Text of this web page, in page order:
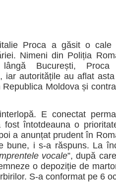
Proca a găsit o cale
Nimeni din Poliția
lângă București,
iar autoritățile au aflat
Moldova și
E conectat
fost întotdeauna o
a anunțat prudent în
bune, i s-a răspuns. La
vocale”, după
o depoziție de
S-a conformat pe 6